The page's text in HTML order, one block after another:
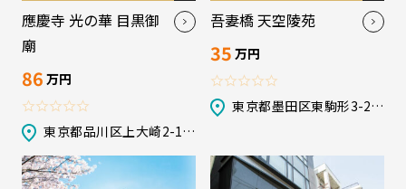
應慶寺 光の華 目黒御
廟
86 万円
東京都品川区上大崎2-10-
45
吾妻橋 天空陵苑
35 万円
東京都墨田区東駒形3-23-